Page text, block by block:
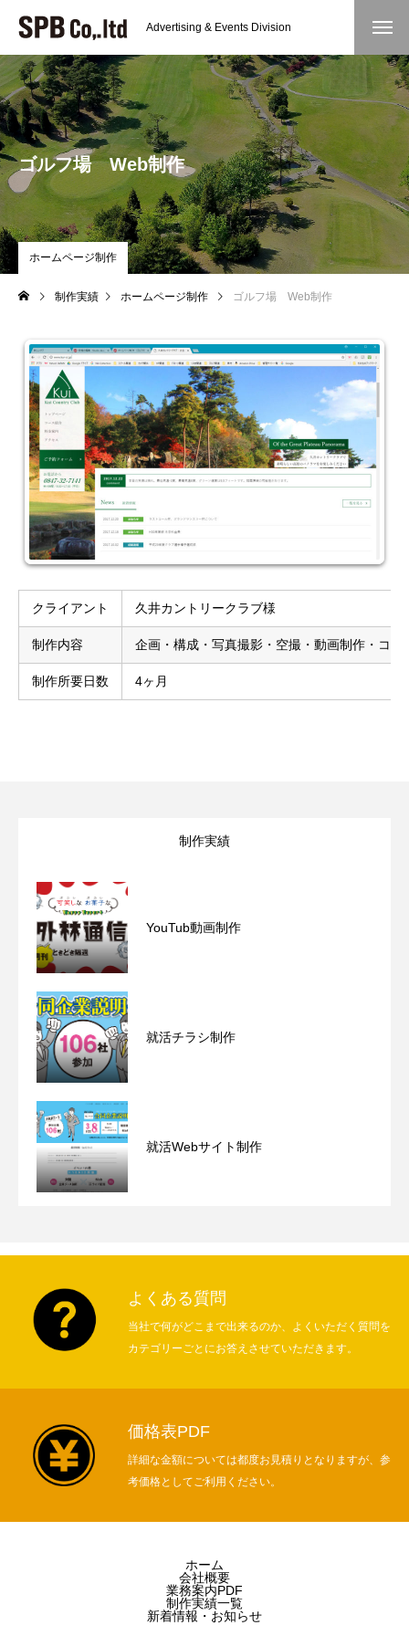
Advertising & Events Division
ホーム
会社概要
業務案内PDF
制作実績一覧
新着情報・お知らせ
ゴルフ場 Web制作
ホームページ制作
制作実績 ホームページ制作 ゴルフ場 Web制作
クライアント 久井カントリークラブ様
制作内容 企画・構成・写真撮影・空撮・動画制作・コ
制作所要日数 4ヶ月
制作実績
YouTub動画制作
就活チラシ制作
就活Webサイト制作
よくある質問
当社で何がどこまで出来るのか、よくいただく質問を
カテゴリーごとにお答えさせていただきます。
価格表PDF
詳細な金額については都度お見積りとなりますが、参
考価格としてご利用ください。
ホーム
会社概要
業務案内PDF
制作実績一覧
新着情報・お知らせ